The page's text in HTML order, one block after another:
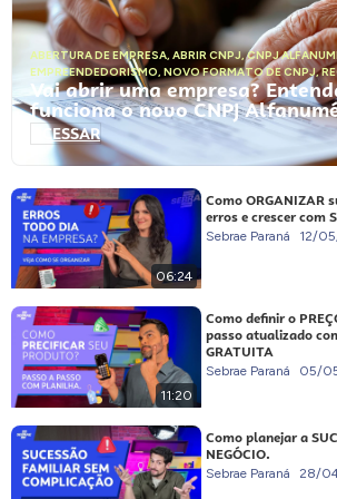
ABERTURA DE EMPRESA, ABRIR CNPJ,CNPJ
EMPREENDEDORISMO, NOVO FORMATO DE CNPJ,
Vai abrir uma empresa?
funciona o novo CNPJ
ACESSAR
06:24
Como ORGANIZAR
erros e crescer com
Sebrae Paraná 12/
11:20
Como definir o
passo atualizado
GRATUITA
Sebrae Paraná 05/
Como planejar a
NEGÓCIO.
Sebrae Paraná 28/